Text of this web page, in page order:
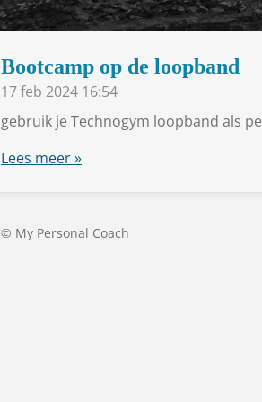
Bootcamp op de loopband
17 feb 2024 16:54
gebruik je Technogym loopband als
Lees meer »
© My Personal Coach